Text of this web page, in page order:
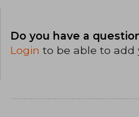
Do you have a
Login to be able to add